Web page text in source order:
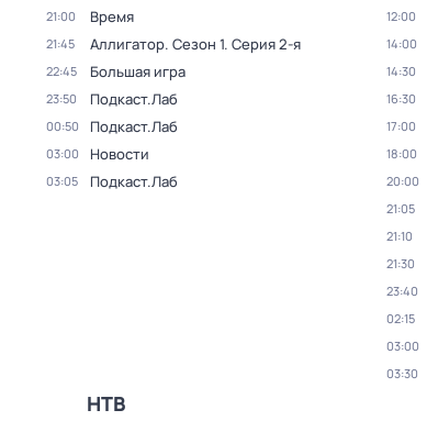
21:00 Время
21:45 Аллигатор. Сезон 1. Серия 2-я
22:45 Большая игра
23:50 Подкаст.Лаб
00:50 Подкаст.Лаб
03:00 Новости
03:05 Подкаст.Лаб
12:00
14:00
14:30
16:30
17:00
18:00
20:00
21:05
21:10
21:30
23:40
02:15
03:00
03:30
НТВ